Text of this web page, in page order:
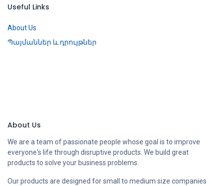
Useful Links
About Us
Պայմաններ և դրույթներ
About Us
We are a team of passionate people whose goal is to improve
everyone's life through disruptive products. We build great
products to solve your business problems.
Our products are designed for small to medium size companies